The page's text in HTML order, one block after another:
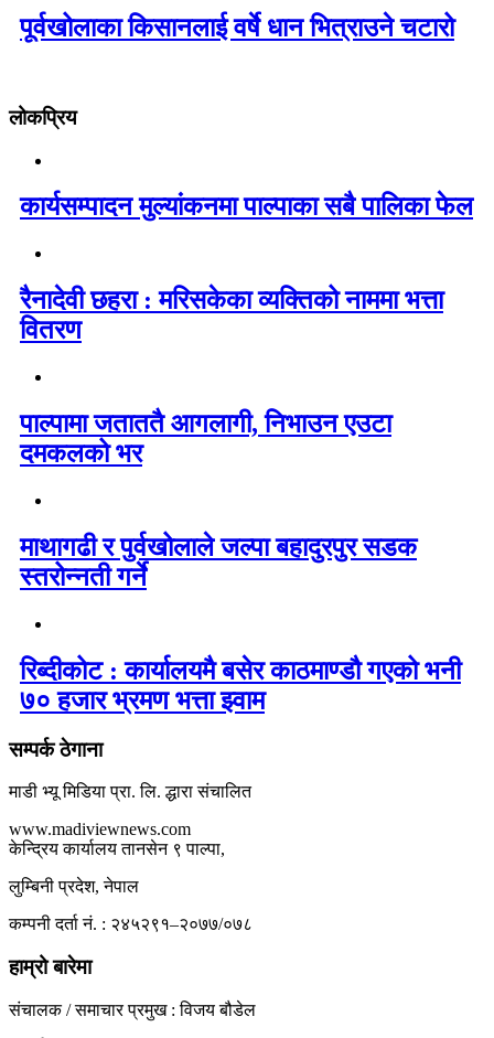
पूर्वखोलाका किसानलाई वर्षे धान भित्राउने चटारो
लोकप्रिय
कार्यसम्पादन मुल्यांकनमा पाल्पाका सबै पालिका फेल
रैनादेवी छहरा : मरिसकेका व्यक्तिको नाममा भत्ता
वितरण
पाल्पामा जताततै आगलागी, निभाउन एउटा
दमकलको भर
माथागढी र पुर्वखोलाले जल्पा बहादुरपुर सडक
स्तरोन्नती गर्ने
रिब्दीकोट : कार्यालयमै बसेर काठमाण्डौ गएको भनी
७० हजार भ्रमण भत्ता झ्वाम
सम्पर्क ठेगाना
माडी भ्यू मिडिया प्रा. लि. द्धारा संचालित
www.madiviewnews.com
केन्द्रिय कार्यालय तानसेन ९ पाल्पा,
लुम्बिनी प्रदेश, नेपाल
कम्पनी दर्ता नं. : २४५२९१–२०७७/०७८
हाम्रो बारेमा
संचालक / समाचार प्रमुख : विजय बौडेल